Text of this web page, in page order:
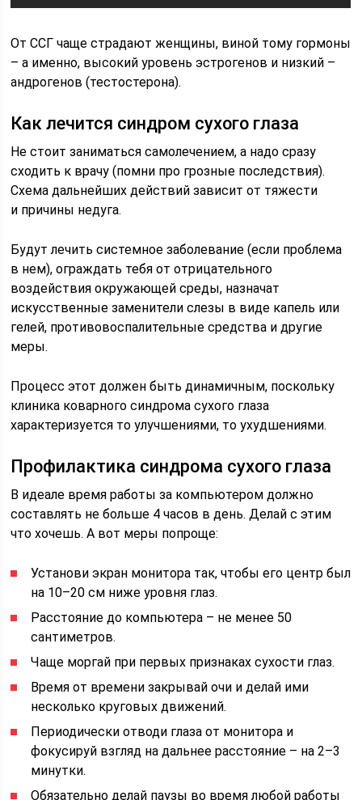
От ССГ чаще страдают женщины, виной тому гормоны
– а именно, высокий уровень эстрогенов и низкий –
андрогенов (тестостерона).
Как лечится синдром сухого глаза
Не стоит заниматься самолечением, а надо сразу
сходить к врачу (помни про грозные последствия).
Схема дальнейших действий зависит от тяжести
и причины недуга.
Будут лечить системное заболевание (если проблема
в нем), ограждать тебя от отрицательного
воздействия окружающей среды, назначат
искусственные заменители слезы в виде капель или
гелей, противовоспалительные средства и другие
меры.
Процесс этот должен быть динамичным, поскольку
клиника коварного синдрома сухого глаза
характеризуется то улучшениями, то ухудшениями.
Профилактика синдрома сухого глаза
В идеале время работы за компьютером должно
составлять не больше 4 часов в день. Делай с этим
что хочешь. А вот меры попроще:
Установи экран монитора так, чтобы его центр был
на 10–20 см ниже уровня глаз.
Расстояние до компьютера – не менее 50
сантиметров.
Чаще моргай при первых признаках сухости глаз.
Время от времени закрывай очи и делай ими
несколько круговых движений.
Периодически отводи глаза от монитора и
фокусируй взгляд на дальнее расстояние – на 2–3
минутки.
Обязательно делай паузы во время любой работы